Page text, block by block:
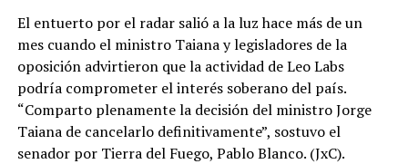
El entuerto por el radar salió a la luz hace más de un
mes cuando el ministro Taiana y legisladores de la
oposición advirtieron que la actividad de Leo Labs
podría comprometer el interés soberano del país.
“Comparto plenamente la decisión del ministro Jorge
Taiana de cancelarlo definitivamente”, sostuvo el
senador por Tierra del Fuego, Pablo Blanco. (JxC).